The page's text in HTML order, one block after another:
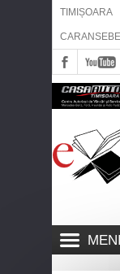
TIMIȘOARA